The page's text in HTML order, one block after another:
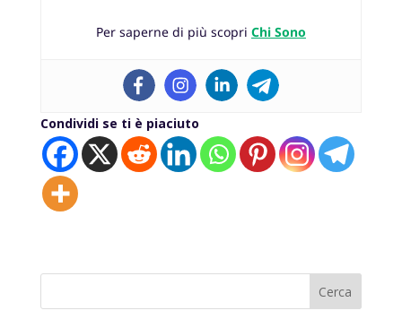
Per saperne di più scopri Chi Sono
Condividi se ti è piaciuto